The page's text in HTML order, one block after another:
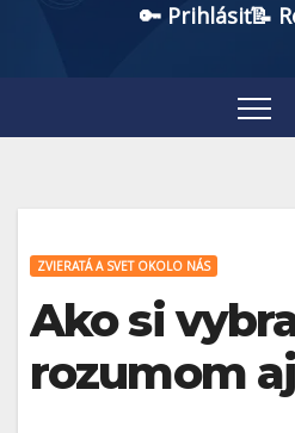
🔑 Prihlásiť📝
ZVIERATÁ A SVET OKOLO NÁS
Ako si
rozumom